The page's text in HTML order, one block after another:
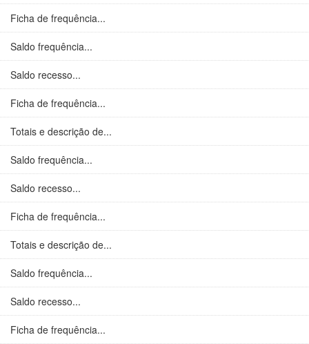
Ficha de frequência...
Saldo frequência...
Saldo recesso...
Ficha de frequência...
Totais e descrição de...
Saldo frequência...
Saldo recesso...
Ficha de frequência...
Totais e descrição de...
Saldo frequência...
Saldo recesso...
Ficha de frequência...